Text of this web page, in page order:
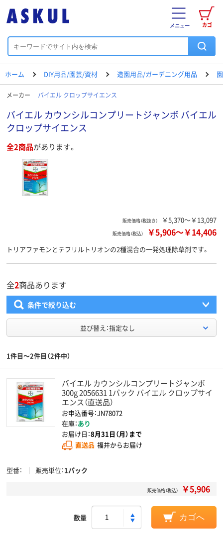
カゴ
メニュー
ホーム DIY用品/園芸/資材 造園用品/ガーデニング用品
メーカー バイエル クロップサイエンス
バイエル カウンシルコンプリートジャンボ バイエル
クロップサイエンス
全2商品があります。
販売価格（税抜き） ￥5,370～￥13,097
販売価格（税込） ￥5,906～￥14,406
トリアファモンとテフリルトリオンの2種混合の一発処理除草剤です。
全2商品あります
条件で絞り込む
並び替え：指定なし
1件目～2件目（2件中）
バイエル カウンシルコンプリートジャンボ
300g 2056631 1パック バイエル クロップサイ
エンス（直送品）
お申込番号：JN78072
在庫：あり
お届け日：8月31日（月）まで
直送品 福井からお届け
型番 販売単位 1パック
販売価格（税込） ￥5,906
数量 カゴへ